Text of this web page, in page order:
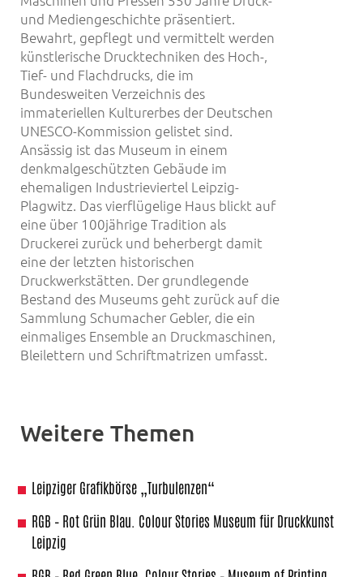
und Mediengeschichte präsentiert.
Bewahrt, gepflegt und vermittelt werden
künstlerische Drucktechniken des Hoch-,
Tief- und Flachdrucks, die im
Bundesweiten Verzeichnis des
immateriellen Kulturerbes der Deutschen
UNESCO-Kommission gelistet sind.
Ansässig ist das Museum in einem
denkmalgeschützten Gebäude im
ehemaligen Industrieviertel Leipzig-
Plagwitz. Das vierflügelige Haus blickt auf
eine über 100jährige Tradition als
Druckerei zurück und beherbergt damit
eine der letzten historischen
Druckwerkstätten. Der grundlegende
Bestand des Museums geht zurück auf die
Sammlung Schumacher Gebler, die ein
einmaliges Ensemble an Druckmaschinen,
Bleilettern und Schriftmatrizen umfasst.
Weitere Themen
Leipziger Grafikbörse „Turbulenzen“
RGB – Rot Grün Blau. Colour Stories Museum für Druckkunst
Leipzig